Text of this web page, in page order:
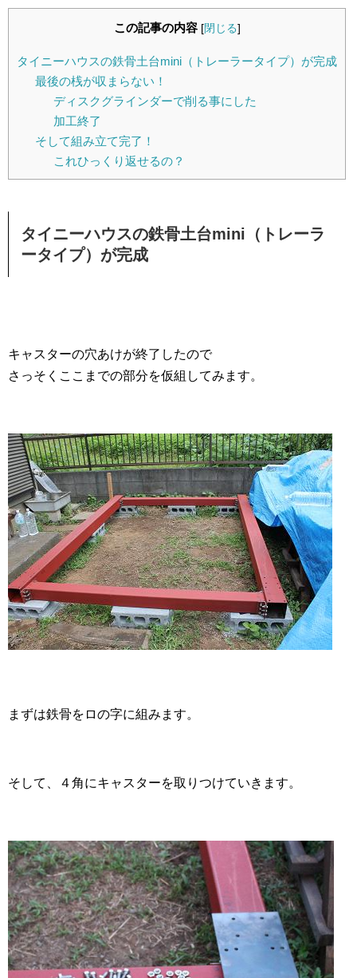
この記事の内容 [閉じる]
タイニーハウスの鉄骨土台mini（トレーラータイプ）が完成
最後の桟が収まらない！
ディスクグラインダーで削る事にした
加工終了
そして組み立て完了！
これひっくり返せるの？
タイニーハウスの鉄骨土台mini（トレーラ
ータイプ）が完成
キャスターの穴あけが終了したので
さっそくここまでの部分を仮組してみます。
まずは鉄骨をロの字に組みます。
そして、４角にキャスターを取りつけていきます。